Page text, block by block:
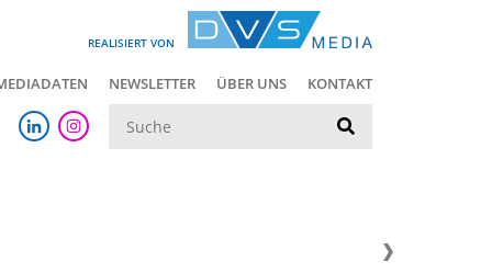
REALISIERT VON
NEWSLETTER ÜBER UNS KONTAKT